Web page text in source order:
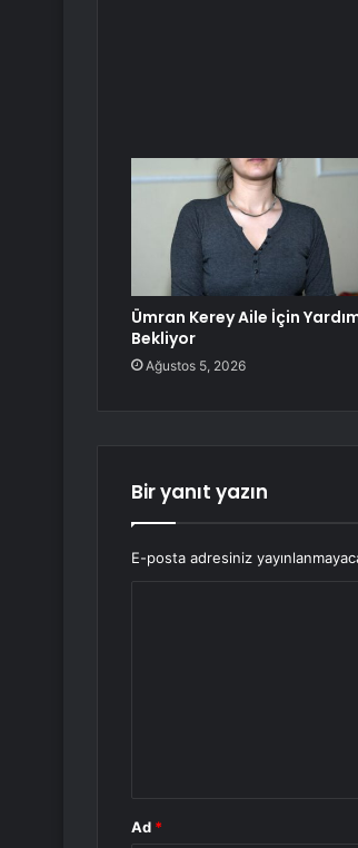
Ümran Kerey Aile İçin
Bekliyor
Ağustos 5, 2026
Bir yanıt yazın
E-posta adresiniz
Ad *